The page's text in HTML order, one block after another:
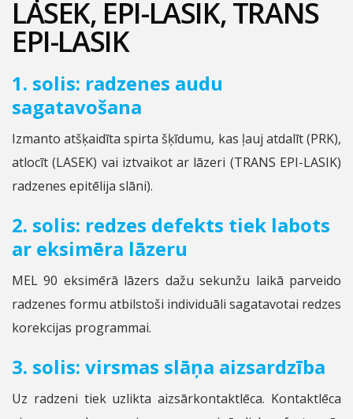
LASEK, EPI-LASIK, TRANS
EPI-LASIK
1. solis: radzenes audu
sagatavošana
Izmanto atšķaidīta spirta šķīdumu, kas ļauj atdalīt (PRK),
atlocīt (LASEK) vai iztvaikot ar lāzeri (TRANS EPI-LASIK)
radzenes epitēlija slāni).
2. solis: redzes defekts tiek labots
ar eksimēra lāzeru
MEL 90 eksimērā lāzers dažu sekunžu laikā parveido
radzenes formu atbilstoši individuāli sagatavotai redzes
korekcijas programmai.
3. solis: virsmas slāņa aizsardzība
Uz radzeni tiek uzlikta aizsārkontaktlēca. Kontaktlēca